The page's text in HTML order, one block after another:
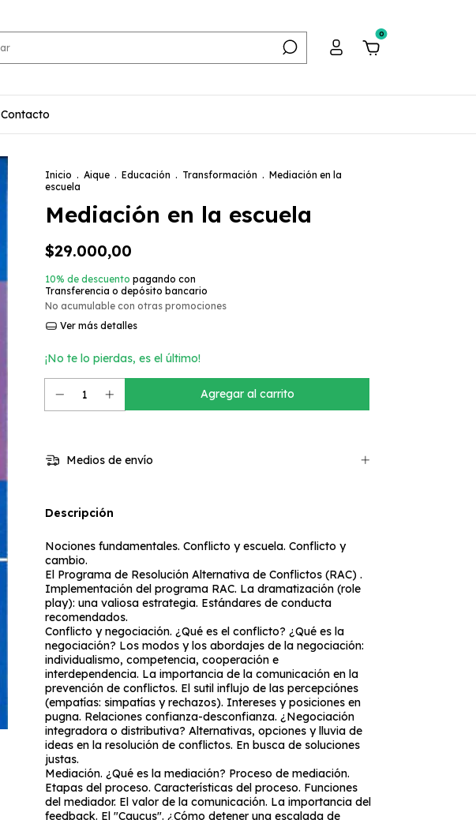
0
Contacto
Inicio . Aique . Educación . Transformación . Mediación en la
escuela
Mediación en la escuela
$29.000,00
10% de descuento pagando con
Transferencia o depósito bancario
No acumulable con otras promociones
Ver más detalles
¡No te lo pierdas, es el último!
Medios de envío
Descripción
Nociones fundamentales. Conflicto y escuela. Conflicto y
cambio.
El Programa de Resolución Alternativa de Conflictos (RAC) .
Implementación del programa RAC. La dramatización (role
play): una valiosa estrategia. Estándares de conducta
recomendados.
Conflicto y negociación. ¿Qué es el conflicto? ¿Qué es la
negociación? Los modos y los abordajes de la negociación:
individualismo, competencia, cooperación e
interdependencia. La importancia de la comunicación en la
prevención de conflictos. El sutil influjo de las percepciónes
(empatías: simpatías y rechazos). Intereses y posiciones en
pugna. Relaciones confianza-desconfianza. ¿Negociación
integradora o distributiva? Alternativas, opciones y lluvia de
ideas en la resolución de conflictos. En busca de soluciones
justas.
Mediación. ¿Qué es la mediación? Proceso de mediación.
Etapas del proceso. Características del proceso. Funciones
del mediador. El valor de la comunicación. La importancia del
feedback. El "Caucus". ¿Cómo detener una escalada de